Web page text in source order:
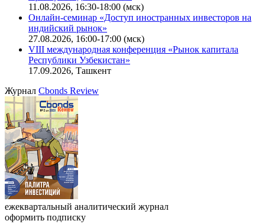
Ближайшие конференцииCbonds Congress
Онлайн-семинар «Новый стандарт инвестиций в
офисную недвижимость»
11.08.2026, 16:30-18:00 (мск)
Онлайн-семинар «Доступ иностранных инвесторов на
индийский рынок»
VIII международная конференция «Рынок капитала
Республики Узбекистан»
17.09.2026, Ташкент
ЖурналCbonds Review